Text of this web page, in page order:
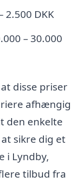
2.500 DKK
– 30.000
disse priser
afhængig
den enkelte
sikre dig et
i Lyndby,
tilbud fra